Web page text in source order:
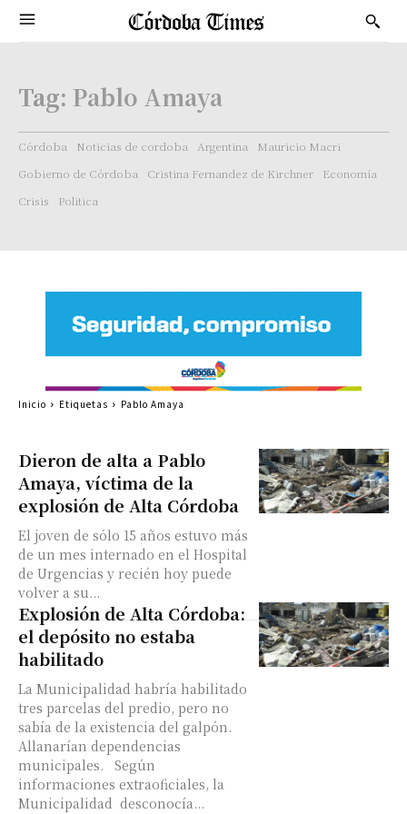
Tag: Pablo Amaya
Córdoba Noticias de cordoba Argentina
Mauricio Macri
Gobierno de Córdoba
Cristina Fernandez de Kirchner
Economía
Crisis
Politica
Dieron de alta a Pablo
Amaya, víctima de la
explosión de Alta Córdoba
El joven de sólo 15 años estuvo más
de un mes internado en el Hospital
de Urgencias y recién hoy puede
volver a su...
Explosión de Alta Córdoba:
el depósito no estaba
habilitado
La Municipalidad habría habilitado
tres parcelas del predio, pero no
sabía de la existencia del galpón.
Allanarían dependencias
municipales. Según
informaciones extraoficiales, la
Municipalidad desconocía...
Inicio Etiquetas Pablo Amaya